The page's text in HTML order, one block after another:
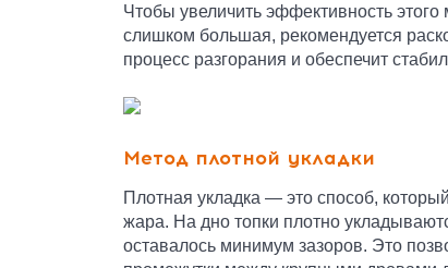
Чтобы увеличить эффективность
слишком большая, рекомендуется
процесс разгорания и обеспечит
Метод плотной укладки
Плотная укладка — это способ,
жара. На дно топки плотно
оставалось минимум зазоров. Это